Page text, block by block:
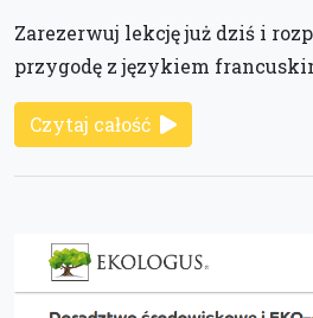
Zarezerwuj lekcję już dziś i
przygodę z językiem
Czytaj całość